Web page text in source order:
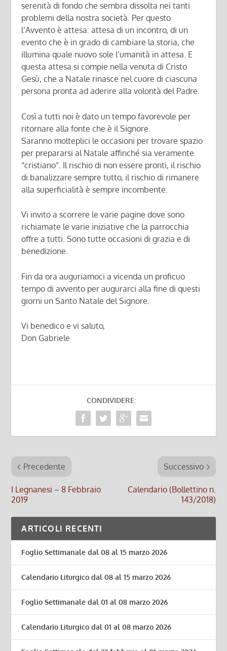
serenità di fondo che sembra dissolta nei tanti
problemi della nostra società. Per questo
l’Avvento è attesa: attesa di un incontro, di un
evento che è in grado di cambiare la storia, che
illumina quale nuovo sole l’umanità in attesa. E
questa attesa si compie nella venuta di Cristo
Gesù, che a Natale rinasce nel cuore di ciascuna
persona pronta ad aderire alla volontà del Padre.
Così a tutti noi è dato un tempo favorevole per
ritornare alla fonte che è il Signore.
Saranno molteplici le occasioni per trovare spazio
per prepararsi al Natale affinché sia veramente
“cristiano”. Il rischio di non essere pronti, il rischio
di banalizzare sempre tutto, il rischio di rimanere
alla superficialità è sempre incombente.
Vi invito a scorrere le varie pagine dove sono
richiamate le varie iniziative che la parrocchia
offre a tutti. Sono tutte occasioni di grazia e di
benedizione.
Fin da ora auguriamoci a vicenda un proficuo
tempo di avvento per augurarci alla fine di questi
giorni un Santo Natale del Signore.
Vi benedico e vi saluto,
Don Gabriele
CONDIVIDERE:
Precedente
I Legnanesi – 8 Febbraio
2019
Successivo
Calendario (Bollettino n.
143/2018)
ARTICOLI RECENTI
Foglio Settimanale dal 08 al 15 marzo 2026
Calendario Liturgico dal 08 al 15 marzo 2026
Foglio Settimanale dal 01 al 08 marzo 2026
Calendario Liturgico dal 01 al 08 marzo 2026